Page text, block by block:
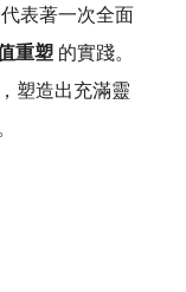
表著一次全面
重塑 的實踐。
塑造出充滿靈